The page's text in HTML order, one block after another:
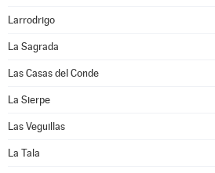
Larrodrigo
La Sagrada
Las Casas del Conde
La Sierpe
Las Veguillas
La Tala